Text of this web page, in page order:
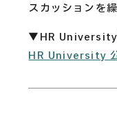
スカッションを
▼HR University
HR University